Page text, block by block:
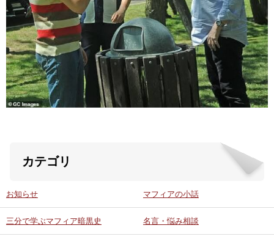
当店の紹介
オンラインストア
お問い合わせ
カテゴリ
お知らせ マフィアの小話
三分で学ぶマフィア暗黒史 名言・悩み相談